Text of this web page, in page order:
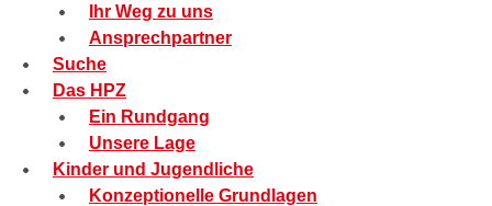
Ihr Weg zu uns
Ansprechpartner
Suche
Das HPZ
Ein Rundgang
Unsere Lage
Kinder und Jugendliche
Konzeptionelle Grundlagen